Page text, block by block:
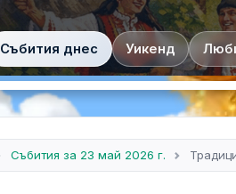
Събития днес Уикенд
Събития за 23 май 2026 г.